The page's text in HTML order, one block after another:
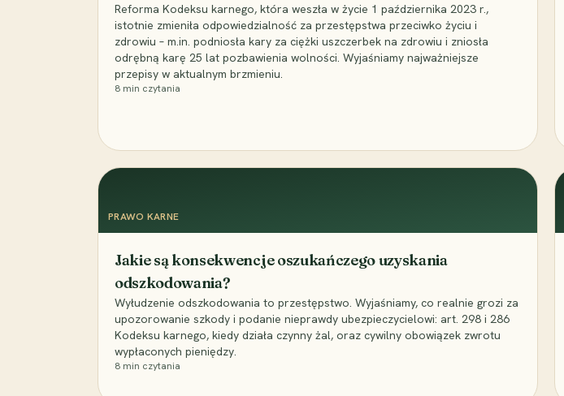
Reforma Kodeksu karnego, która weszła w życie 1 października 2023 r.,
istotnie zmieniła odpowiedzialność za przestępstwa przeciwko życiu i
zdrowiu – m.in. podniosła kary za ciężki uszczerbek na zdrowiu i zniosła
odrębną karę 25 lat pozbawienia wolności. Wyjaśniamy najważniejsze
przepisy w aktualnym brzmieniu.
8 min czytania
PRAWO KARNE
Jakie są konsekwencje oszukańczego uzyskania
odszkodowania?
Wyłudzenie odszkodowania to przestępstwo. Wyjaśniamy, co realnie grozi za
upozorowanie szkody i podanie nieprawdy ubezpieczycielowi: art. 298 i 286
Kodeksu karnego, kiedy działa czynny żal, oraz cywilny obowiązek zwrotu
wypłaconych pieniędzy.
8 min czytania